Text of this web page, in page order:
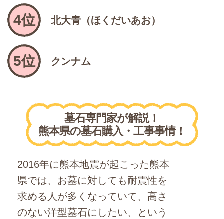
4位 北大青（ほくだいあお）
5位 クンナム
墓石専門家が解説！
熊本県の墓石購入・工事事情！
2016年に熊本地震が起こった熊本
県では、お墓に対しても耐震性を
求める人が多くなっていて、高さ
のない洋型墓石にしたい、という